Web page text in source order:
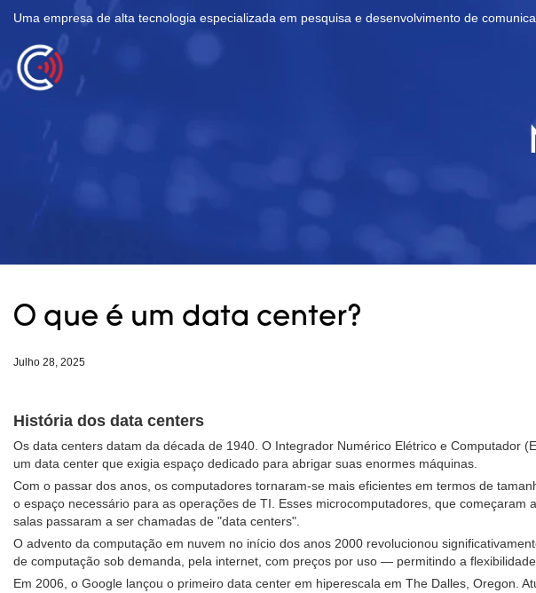
Uma empresa de alta tecnologia especializada em pesquisa e desenvolvimento de
O que é um data center?
Julho 28, 2025
História dos data centers
Os data centers datam da década de 1940. O Integrador Numérico Elétrico e Computador
um data center que exigia espaço dedicado para abrigar suas enormes máquinas.
Com o passar dos anos, os computadores tornaram-se mais eficientes em termos de
o espaço necessário para as operações de TI. Esses microcomputadores, que
salas passaram a ser chamadas de "data centers".
O advento da computação em nuvem no início dos anos 2000 revolucionou
de computação sob demanda, pela internet, com preços por uso — permitindo a
Em 2006, o Google lançou o primeiro data center em hiperescala em The Dalles, Oregon.